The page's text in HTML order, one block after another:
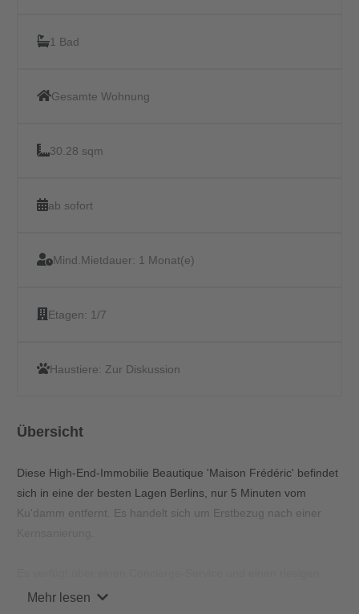
1 Bad
Gesamte Wohnung
30.28 sqm
ab sofort
Mind.Mietdauer: 1 Monat(e)
Etagen: 1/7
Haustiere: Zur Diskussion
Übersicht
Diese High-End-Immobilie Beautique 'Maison Frédéric' befindet
sich in eine der besten Lagen Berlins, nur 5 Minuten vom
Ku'damm entfernt. Es handelt sich um Erstbezug nach einer
öffentlichen Arbeitsbereich. Alle Apartments sind bequem mit
Mehr lesen